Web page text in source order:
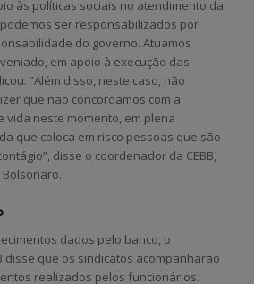
às políticas sociais no atendimento da
ser responsabilizados por
do governo. Atuamos
em apoio à execução das
“Além disso, neste caso, não
que não concordamos com a
vida neste momento, em plena
que coloca em risco pessoas que são
disse o coordenador da CEBB,
dados pelo banco, o
disse que os sindicatos acompanharão
realizados pelos funcionários.